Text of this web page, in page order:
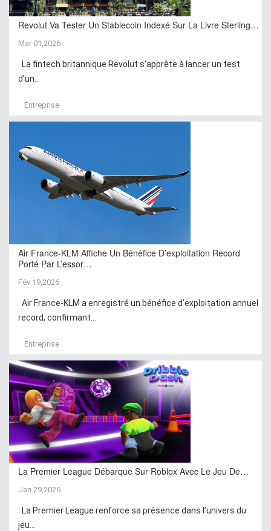
Revolut Va Tester Un Stablecoin Indexé Sur La Livre Sterling…
Mar 01,2026
La fintech britannique Revolut s’apprête à lancer un test
d’un...
Entreprise
Air France-KLM Affiche Un Bénéfice D’exploitation Record
Porté Par L’essor…
Fév 19,2026
Air France-KLM a enregistré un bénéfice d’exploitation annuel
record, confirmant...
Entreprise
La Premier League Débarque Sur Roblox Avec Le Jeu De…
Jan 29,2026
La Premier League renforce sa présence dans l’univers du
jeu...